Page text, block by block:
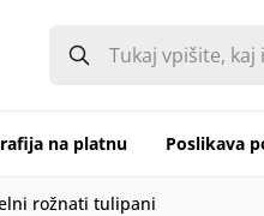
na platnu Poslikava
rožnati tulipani